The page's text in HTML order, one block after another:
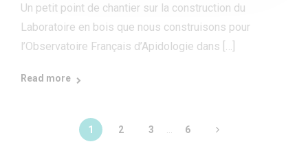
Un petit point de chantier sur la construction du
Laboratoire en bois que nous construisons pour
l’Observatoire Français d’Apidologie dans […]
Read more
1 2 3 6